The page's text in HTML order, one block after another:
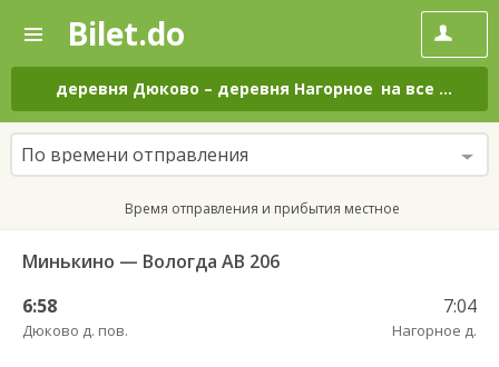
—
Поиск
и
покупка
билетов
на
автобус
онлайн
Bilet.do
деревня Дюково – деревня Нагорное на все дни
По времени отправления
Время отправления и прибытия местное
Минькино — Вологда АВ 206
6:58
Дюково д. пов.
7:04
Нагорное д.